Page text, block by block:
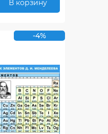
В корзину
-4%